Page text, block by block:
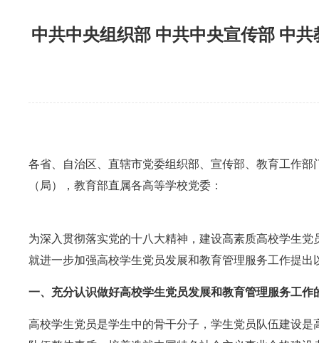
中共中央组织部 中共中央宣传部 中
各省、自治区、直辖市党委组织部、宣传部、教育工作
（局），教育部直属各高等学校党委：
为深入贯彻落实党的十八大精神，建设高素质高校学生
就进一步加强高校学生党员发展和教育管理服务工作提出
一、充分认识做好高校学生党员发展和教育管理服务工作
高校学生党员是学生中的骨干分子，学生党员队伍建设